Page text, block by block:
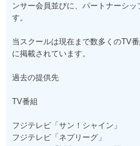
ンサー会員並びに、パートナーシ
す。
当スクールは現在まで数多くのTV
に掲載されています。
過去の提供先
TV番組
フジテレビ「サン！シャイン」
フジテレビ「ネプリーグ」